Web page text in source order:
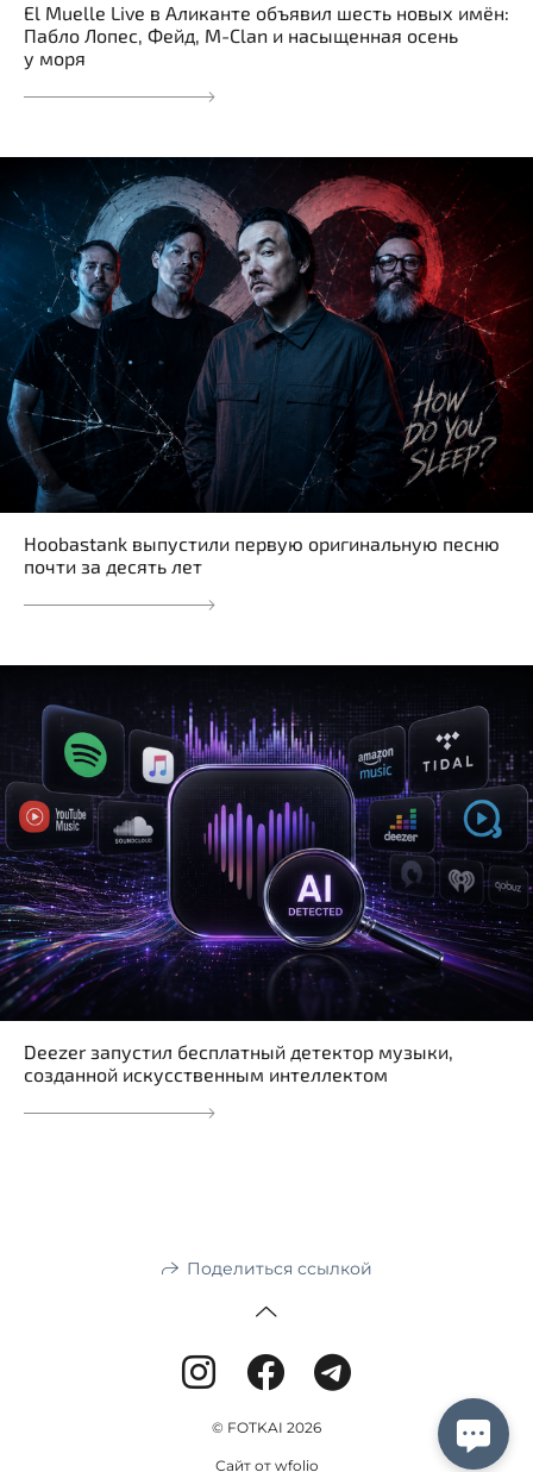
El Muelle Live в Аликанте объявил шесть новых имён:
Пабло Лопес, Фейд, M-Clan и насыщенная осень
у моря
Hoobastank выпустили первую оригинальную песню
почти за десять лет
Deezer запустил бесплатный детектор музыки,
созданной искусственным интеллектом
Поделиться ссылкой
© FOTKAI 2026
Сайт от wfolio